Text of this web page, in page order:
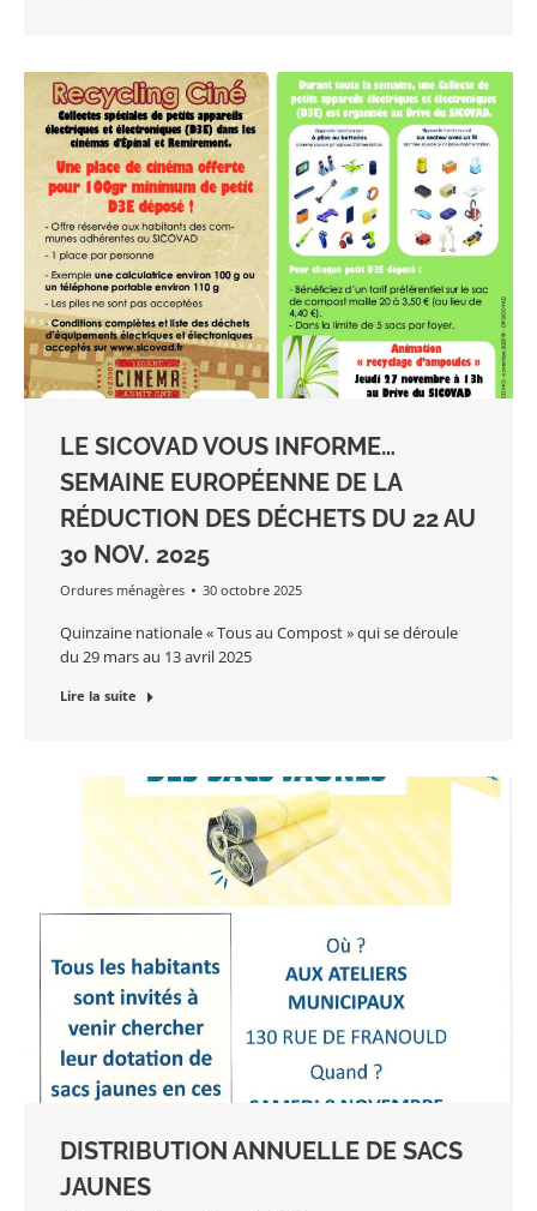
LE SICOVAD VOUS INFORME…
SEMAINE EUROPÉENNE DE LA
RÉDUCTION DES DÉCHETS DU 22 AU
30 NOV. 2025
Ordures ménagères 30 octobre 2025
Quinzaine nationale « Tous au Compost » qui se déroule
du 29 mars au 13 avril 2025
Lire la suite
DISTRIBUTION ANNUELLE DE SACS
JAUNES